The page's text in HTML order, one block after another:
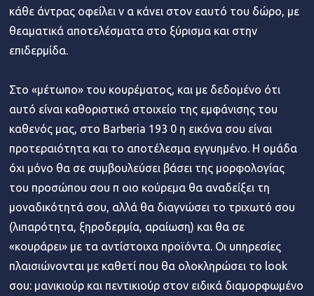
κάθε άντρας οφείλει ν α κάνει στον εαυτό του δώρο, με
θεαματικά αποτελέσματα στο ξύρισμα και στην
επιδερμίδα.
Στο «μέτωπο» του κουρέματος, και με δεδομένο ότι
αυτό είναι καθοριστικό στοιχείο της εμφάνισης του
καθενός μας, στο Barberia 193 0 η εικόνα σου είναι
προτεραιότητα και το αποτέλεσμα εγγυημένο. Η ομάδα
όχι μόνο θα σε συμβουλεύσει βάσει της μορφολογίας
του προσώπου σου π οιο κούρεμα θα αναδείξει τη
μοναδικότητά σου, αλλά θα διαγνώσει το τριχωτό σου
(λιπαρότητα, ξηροδερμία, αραίωση) και θα σε
«κουράρει» με τα αντίστοιχα προϊόντα. Οι υπηρεσίες
πλαισιώνονται με καθετί που θα ολοκληρώσει το look
σου: μανικιούρ και πεντικιούρ στον ειδικά διαμορφωμένο